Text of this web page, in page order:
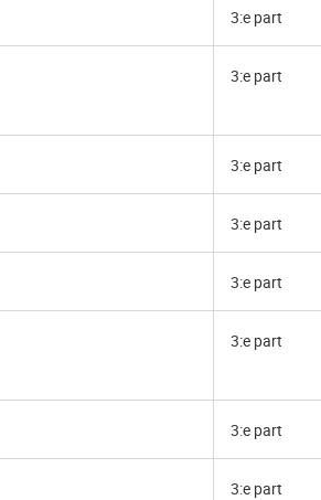
3:e part
3:e part
3:e part
3:e part
3:e part
3:e part
3:e part
3:e part